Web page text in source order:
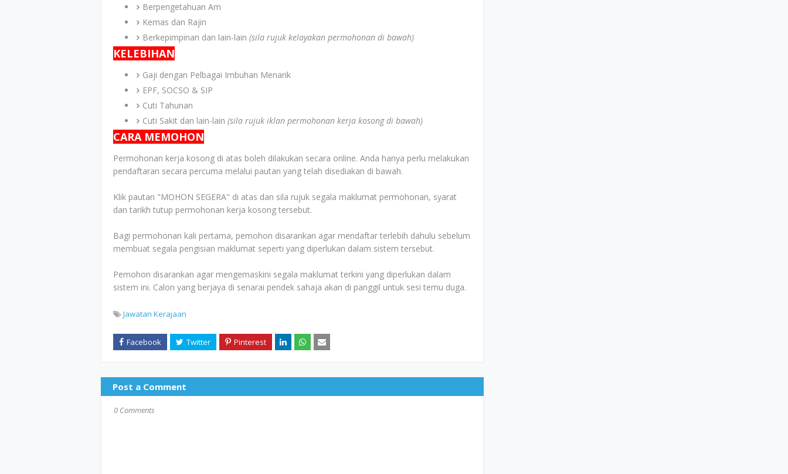
Berpengetahuan Am
Kemas dan Rajin
Berkepimpinan dan lain-lain (sila rujuk kelayakan permohonan di bawah)
KELEBIHAN
Gaji dengan Pelbagai Imbuhan Menarik
EPF, SOCSO & SIP
Cuti Tahunan
Cuti Sakit dan lain-lain (sila rujuk iklan permohonan kerja kosong di bawah)
CARA MEMOHON
Permohonan kerja kosong di atas boleh dilakukan secara online. Anda hanya perlu melakukan
pendaftaran secara percuma melalui pautan yang telah disediakan di bawah.
Klik pautan "MOHON SEGERA" di atas dan sila rujuk segala maklumat permohonan, syarat
dan tarikh tutup permohonan kerja kosong tersebut.
Bagi permohonan kali pertama, pemohon disarankan agar mendaftar terlebih dahulu sebelum
membuat segala pengisian maklumat seperti yang diperlukan dalam sistem tersebut.
Pemohon disarankan agar mengemaskini segala maklumat terkini yang diperlukan dalam
sistem ini. Calon yang berjaya di senarai pendek sahaja akan di panggil untuk sesi temu duga.
Jawatan Kerajaan
Post a Comment
0 Comments